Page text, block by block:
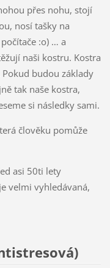
přes nohu, stojí
nosí tašky na
:o) … a
naši kostru. Kostra
budou základy
tak naše kostra,
si následky sami.
člověku pomůže
asi 50ti lety
velmi vyhledávaná,